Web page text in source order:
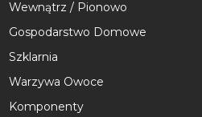
Wewnątrz / Pionowo
Gospodarstwo Domowe
Szklarnia
Warzywa Owoce
Komponenty